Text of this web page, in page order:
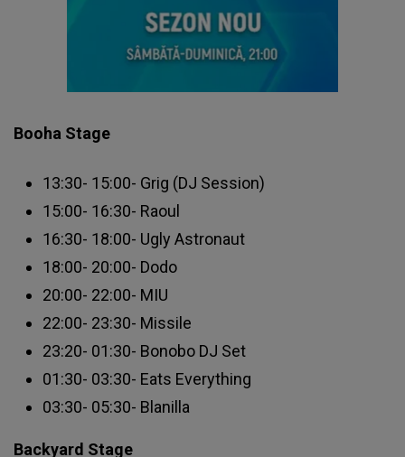
Booha Stage
13:30- 15:00- Grig (DJ Session)
15:00- 16:30- Raoul
16:30- 18:00- Ugly Astronaut
18:00- 20:00- Dodo
20:00- 22:00- MIU
22:00- 23:30- Missile
23:20- 01:30- Bonobo DJ Set
01:30- 03:30- Eats Everything
03:30- 05:30- Blanilla
Backyard Stage